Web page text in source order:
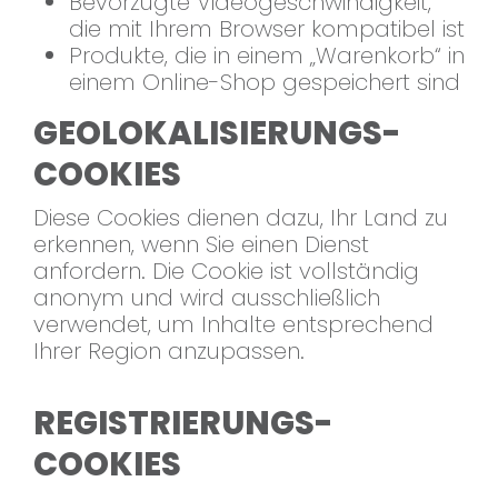
die mit Ihrem Browser kompatibel ist
Produkte, die in einem „Warenkorb“ in
einem Online-Shop gespeichert sind
GEOLOKALISIERUNGS-
COOKIES
Diese Cookies dienen dazu, Ihr Land zu
erkennen, wenn Sie einen Dienst
anfordern. Die Cookie ist vollständig
anonym und wird ausschließlich
verwendet, um Inhalte entsprechend
Ihrer Region anzupassen.
REGISTRIERUNGS-
COOKIES